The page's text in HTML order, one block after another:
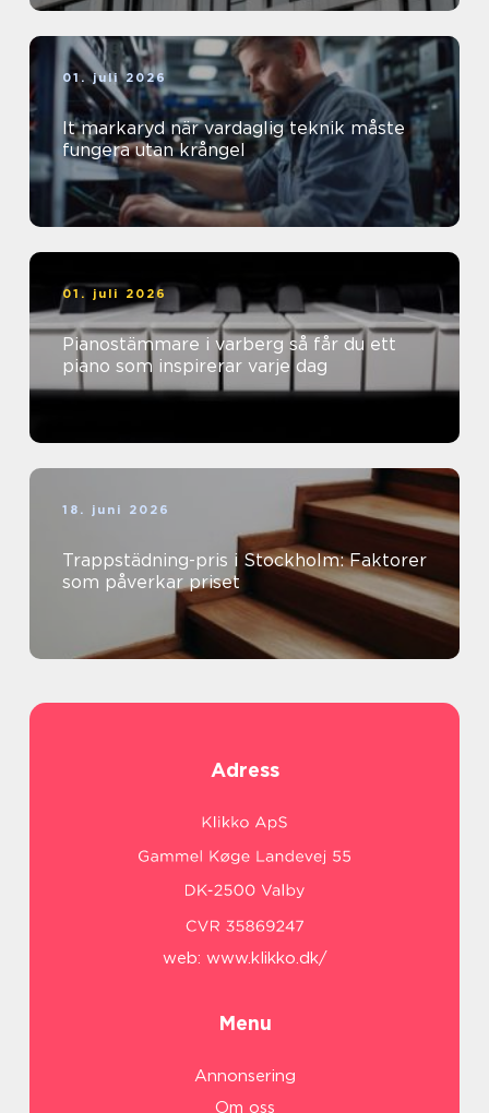
01. juli 2026
It markaryd när vardaglig teknik måste
fungera utan krångel
01. juli 2026
Pianostämmare i varberg så får du ett
piano som inspirerar varje dag
18. juni 2026
Trappstädning-pris i Stockholm: Faktorer
som påverkar priset
Adress
web: www.klikko.dk/
Menu
Annonsering
Om oss